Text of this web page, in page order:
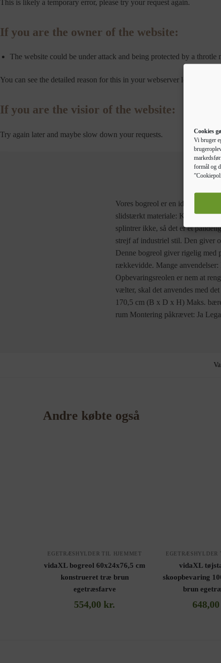
Cookies
Vi bruger
formål og
This is likely a temporary error, please try your request again.
If you are the owner of the website:
The website could be under attack and being protected by a throtle
You can see the detailed reason for this in your webserver logs.
If you are the visior of the website:
Try again later and maybe slow down your requests.
Vores bogreol er en ideel
slidstærkt materiale: Konstrueret
splintrer ikke, så det er et
strejf af industriel stil. Den giver
Denne bogreol giver rigelig med
rækkevidde. Mange
Opbevaringsreolen er nem at
vælter, skal det anvendes med
170,5 cm (B x D x H) Maks.
rum Montering påkrævet: Ja
Andre købte også
EGETRÆSHYLDER TIL HJEMMET
vidaXL bogreol 60x24x76,5 cm
konstrueret træ brun
egetræsfarve
554,00 kr.
EGETRÆSHYLDER
vidaXL
skoopbevaring
brun